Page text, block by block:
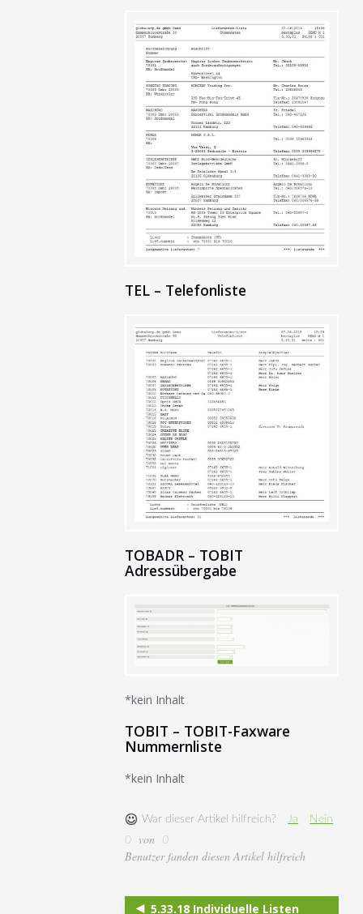
TEL – Telefonliste
TOBADR – TOBIT
Adressübergabe
*kein Inhalt
TOBIT – TOBIT-Faxware
Nummernliste
*kein Inhalt
War dieser Artikel hilfreich? Ja
Nein
0
von 0
Benutzer fanden diesen Artikel hilfreich
5.33.18 Individuelle Listen